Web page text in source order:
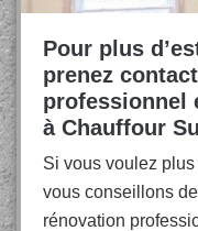
Pour plus
prenez
professionnel
à Chauffour
Si vous voulez plus
vous conseillons
rénovation